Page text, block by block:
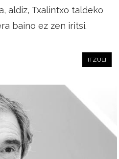
aldiz, Txalintxo taldeko
baino ez zen iritsi.
ITZULI